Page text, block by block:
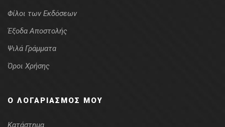
Φίλοι των Εκδόσεων
Έξοδα Αποστολής
Ψιλά Γράμματα
Όροι Χρήσης
Ο ΛΟΓΑΡΙΑΣΜΌΣ ΜΟΥ
Κατάστημα